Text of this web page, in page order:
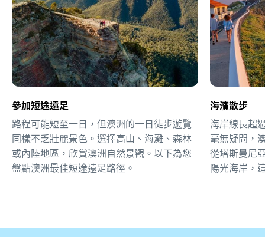
參加短途遠足
路程可能短至一日，但澳洲的一日徒步遊覽
同樣不乏壯麗景色。選擇高山、海灘、森林
或內陸地區，欣賞澳洲自然景觀。以下為您
盤點澳洲最佳短途遠足路徑 。
海濱散步
海岸線長超
毫無疑問，
從塔斯曼尼
陽光海岸，